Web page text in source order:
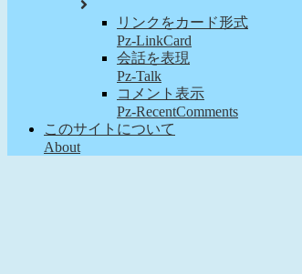
リンクをカード形式
Pz-LinkCard
会話を表現
Pz-Talk
コメント表示
Pz-RecentComments
このサイトについて
About